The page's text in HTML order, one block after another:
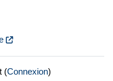
(Connexion)